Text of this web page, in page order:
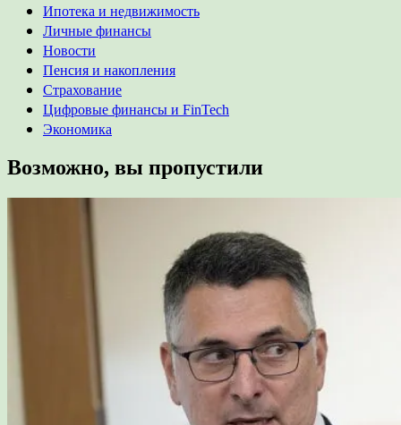
Ипотека и недвижимость
Личные финансы
Новости
Пенсия и накопления
Страхование
Цифровые финансы и FinTech
Экономика
Возможно, вы пропустили